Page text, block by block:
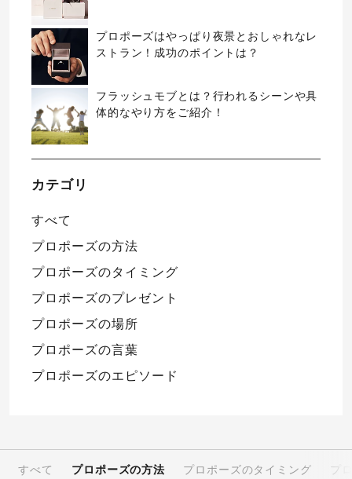
プロポーズはやっぱり夜景とおしゃれなレ
ストラン！成功のポイントは？
フラッシュモブとは？行われるシーンや具
体的なやり方をご紹介！
カテゴリ
すべて
プロポーズの方法
プロポーズのタイミング
プロポーズのプレゼント
プロポーズの場所
プロポーズの言葉
プロポーズのエピソード
すべて プロポーズの方法 プロポーズのタイミング プ